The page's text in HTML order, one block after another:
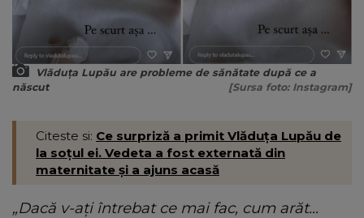
Vlăduța Lupău are probleme de sănătate după ce a
născut
[Sursa foto: Instagram]
Citeste si: Ce surpriză a primit Vlăduța Lupău de
la soțul ei. Vedeta a fost externată din
maternitate și a ajuns acasă
„Dacă v-ați întrebat ce mai fac, cum arăt…